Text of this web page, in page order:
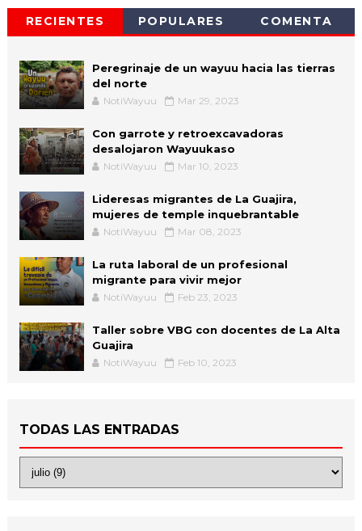
RECIENTES POPULARES COMENTA
Peregrinaje de un wayuu hacia las tierras
del norte
NotiWayuu Mar 29, 2023
Con garrote y retroexcavadoras
desalojaron Wayuukaso
NotiWayuu Mar 10, 2023
Lideresas migrantes de La Guajira,
mujeres de temple inquebrantable
NotiWayuu Mar 08, 2023
La ruta laboral de un profesional
migrante para vivir mejor
NotiWayuu Feb 23, 2023
Taller sobre VBG con docentes de La Alta
Guajira
NotiWayuu Feb 10, 2023
TODAS LAS ENTRADAS